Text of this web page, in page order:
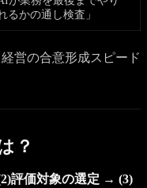
るかの通し検査」
営の合意形成スピード
？
評価対象の選定 → (3)